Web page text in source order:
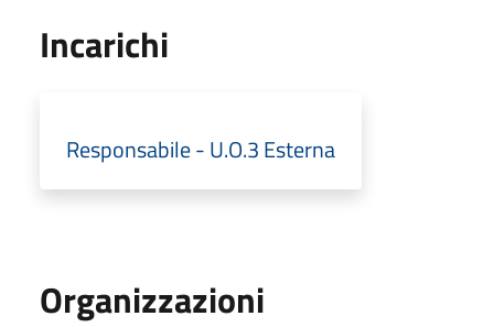
Incarichi
Responsabile - U.O.3 Esterna
Organizzazioni